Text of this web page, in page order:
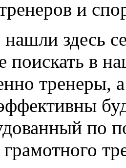
и
здесь
поискать в
тренеры,
по